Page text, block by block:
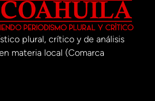
plural, crítico y de análisis
materia local (Comarca